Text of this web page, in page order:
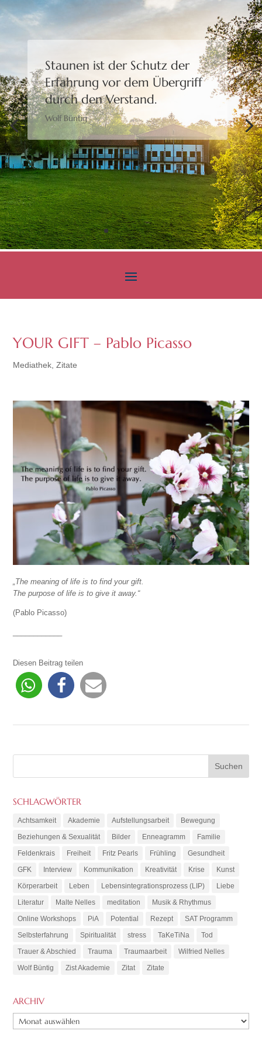
Staunen ist der Schutz der
Erfahrung vor dem Übergriff
durch den Verstand.
Wolf Büntig
YOUR GIFT – Pablo Picasso
Mediathek ,Zitate
„The meaning of life is to find your gift.
The purpose of life is to give it away.“
(Pablo Picasso)
Diesen Beitrag teilen
SCHLAGWÖRTER
Achtsamkeit Akademie Aufstellungsarbeit
Bewegung
Beziehungen & Sexualität
Bilder Enneagramm
Familie
Feldenkrais
Freiheit Fritz Pearls Frühling
Gesundheit
GFK
Interview Kommunikation Kreativität Krise
Kunst
Körperarbeit
Leben Lebensintegrationsprozess (LIP)
Liebe
Literatur
Malte Nelles meditation
Musik & Rhythmus
Online Workshops
PiA Potential Rezept
SAT Programm
Selbsterfahrung
Spiritualität stress TaKeTiNa
Tod
Trauer & Abschied
Trauma Traumaarbeit
Wilfried Nelles
Wolf Büntig
Zist Akademie Zitat Zitate
ARCHIV
ARCHIV